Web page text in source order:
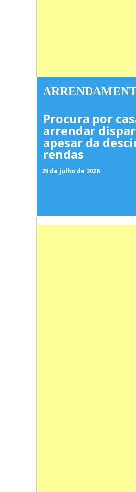
Procura por
arrendar
apesar da
rendas
29 de julho de 2026